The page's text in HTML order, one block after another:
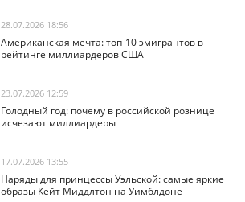
28.07.2026 18:56
Американская мечта: топ-10 эмигрантов в
рейтинге миллиардеров США
23.07.2026 12:59
Голодный год: почему в российской рознице
исчезают миллиардеры
17.07.2026 13:55
Наряды для принцессы Уэльской: самые яркие
образы Кейт Миддлтон на Уимблдоне